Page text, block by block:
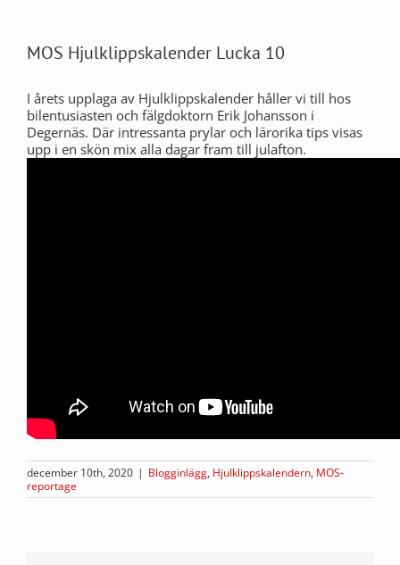
MOS Hjulklippskalender Lucka 10
I årets upplaga av Hjulklippskalender håller vi till hos
bilentusiasten och fälgdoktorn Erik Johansson i
Degernäs. Där intressanta prylar och lärorika tips visas
upp i en skön mix alla dagar fram till julafton.
december 10th, 2020 | Blogginlägg, Hjulklippskalendern, MOS-
reportage